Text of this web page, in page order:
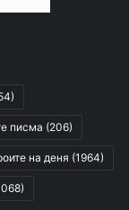
писма (206)
на деня (1964)